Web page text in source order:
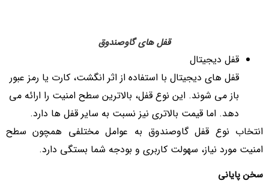
قفل های گاوصندوق
قفل دیجیتال
قفل های دیجیتال با استفاده از اثر انگشت، کارت یا رمز عبور
باز می شوند. این نوع قفل، بالاترین سطح امنیت را ارائه می
دهد. اما قیمت بالاتری نیز نسبت به سایر قفل ها دارد.
انتخاب نوع قفل گاوصندوق به عوامل مختلفی همچون سطح
امنیت مورد نیاز، سهولت کاربری و بودجه شما بستگی دارد.
سخن پایانی